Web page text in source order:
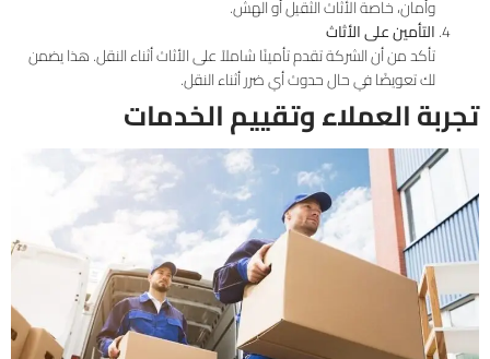
وأمان، خاصة الأثاث الثقيل أو الهش.
التأمين على الأثاث
تأكد من أن الشركة تقدم تأمينًا شاملاً على الأثاث أثناء النقل. هذا يضمن
لك تعويضًا في حال حدوث أي ضرر أثناء النقل.
تجربة العملاء وتقييم الخدمات